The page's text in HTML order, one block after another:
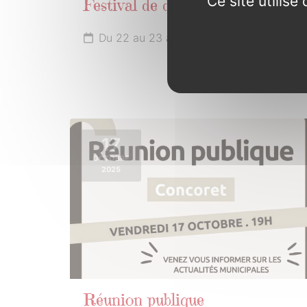
Festival de danse
Du 22 au 23 août 2025
17
OCTOBRE
2025
Réunion publique